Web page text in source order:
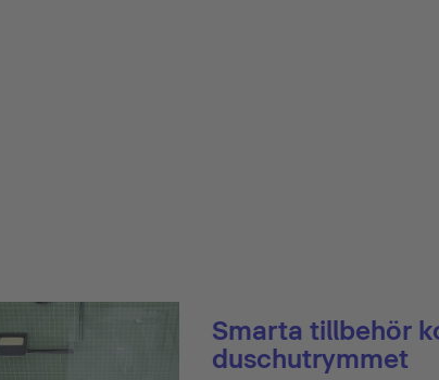
Smarta tillbehör
duschutrymmet